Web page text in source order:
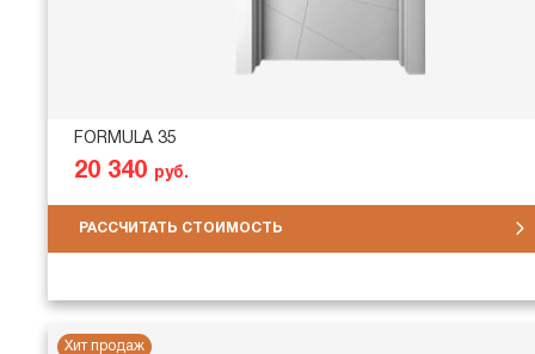
FORMULA 35
20 340 руб.
РАССЧИТАТЬ СТОИМОСТЬ
Хит продаж